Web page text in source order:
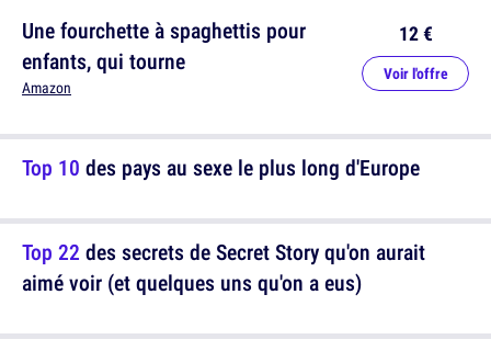
Une fourchette à spaghettis pour
enfants, qui tourne
Amazon
12 €
Voir l'offre
Top 22 des secrets de Secret Story qu'on aurait
aimé voir (et quelques uns qu'on a eus)
Top 10 des pays au sexe le plus long d'Europe